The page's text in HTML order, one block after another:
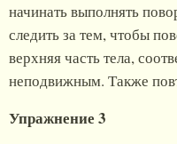
начинать выполнять
следить за тем, чтобы
верхняя часть тела,
неподвижным. Также
Упражнение 3